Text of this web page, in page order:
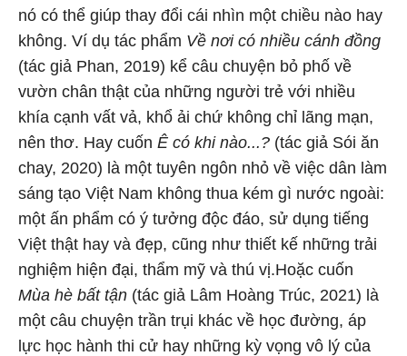
nó có thể giúp thay đổi cái nhìn một chiều nào hay
không. Ví dụ tác phẩm Về nơi có nhiều cánh đồng
(tác giả Phan, 2019) kể câu chuyện bỏ phố về
vườn chân thật của những người trẻ với nhiều
khía cạnh vất vả, khổ ải chứ không chỉ lãng mạn,
nên thơ. Hay cuốn Ê có khi nào...? (tác giả Sói ăn
chay, 2020) là một tuyên ngôn nhỏ về việc dân làm
sáng tạo Việt Nam không thua kém gì nước ngoài:
một ấn phẩm có ý tưởng độc đáo, sử dụng tiếng
Việt thật hay và đẹp, cũng như thiết kế những trải
nghiệm hiện đại, thẩm mỹ và thú vị.Hoặc cuốn
Mùa hè bất tận (tác giả Lâm Hoàng Trúc, 2021) là
một câu chuyện trần trụi khác về học đường, áp
lực học hành thi cử hay những kỳ vọng vô lý của